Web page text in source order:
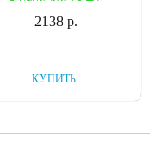
2138 р.
КУПИТЬ